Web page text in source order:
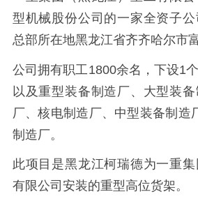
型机械股份公司的一家全资子
总部所在地黑龙江省齐齐哈尔市
公司拥有职工1800余名，下设1
以及重型装备制造厂、大型装
厂、核电制造厂、中型装备制造
制造厂。
此项目是黑龙江柯瑞德为一重
有限公司安装的重型高位货架。